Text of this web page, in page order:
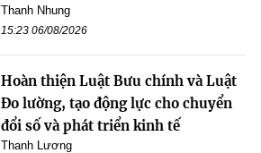
Thanh Nhung
15:23 06/08/2026
Hoàn thiện Luật Bưu chính và Luật
Đo lường, tạo động lực cho chuyển
đổi số và phát triển kinh tế
Thanh Lương